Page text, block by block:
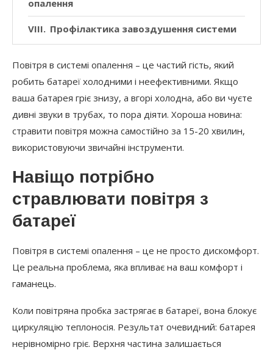
опалення
Профілактика завоздушення системи
користувачі
Повітря в системі опалення – це частий гість, який
робить батареї холодними і неефективними. Якщо
ваша батарея гріє знизу, а вгорі холодна, або ви чуєте
дивні звуки в трубах, то пора діяти. Хороша новина:
стравити повітря можна самостійно за 15-20 хвилин,
використовуючи звичайні інструменти.
Навіщо потрібно
стравлювати повітря з
батареї
Повітря в системі опалення – це не просто дискомфорт.
Це реальна проблема, яка впливає на ваш комфорт і
гаманець.
Коли повітряна пробка застрягає в батареї, вона блокує
циркуляцію теплоносія. Результат очевидний: батарея
нерівномірно гріє. Верхня частина залишається